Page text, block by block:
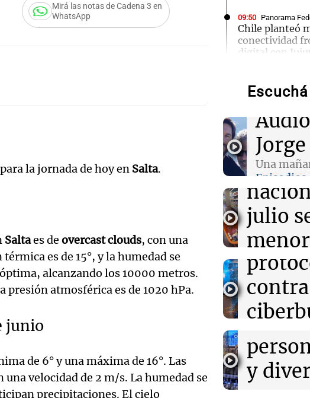
Mirá las notas de Cadena 3 en
WhatsApp
la jornada de hoy en Salta.
Saltaes de overcast clouds, con una
es de 15°, y la humedad se
alcanzando los 10000 metros.
presión atmosférica es de 1020 hPa.
junio
de 6° y una máxima de 16°. Las
velocidad de 2 m/s. La humedad se
precipitaciones. El cielo
09:50 Panorama
Chile planteó
conectividad
digital con
09:45
Instituto
coronar el
años
09:34 Una mañana
Del fitness a la
alimentos con
09:15
Descubre
artesanales en
de máquina
Una
Episodios
Audio.
que la
julio
CABA
Una
Episodios
Audio.
contra
Salta
Audio.
ideal:
y